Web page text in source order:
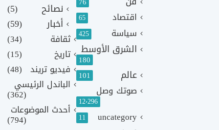
اقتصاد 65
سياسة 425
الشرق الأوسط
180
عالم 101
صوتك وصل
12٬296
uncategory
11
نصائح
(5)
أخبار
(59)
ثقافة
(34)
تاريخ
(15)
فيديو تريند (48)
الباندل الرئيسي
(362)
أحدث الموضوعات
(794)